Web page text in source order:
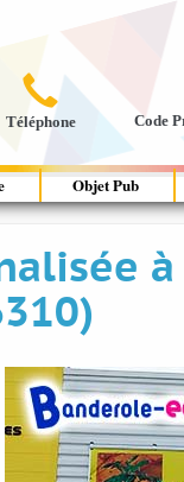

Téléphone Code
Objet Pub